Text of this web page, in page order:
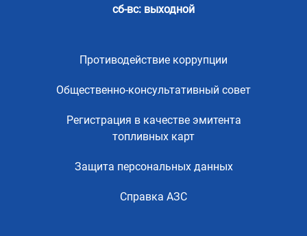
сб-вс: выходной
Противодействие коррупции
Общественно-консультативный совет
Регистрация в качестве эмитента
топливных карт
Защита персональных данных
Справка АЗС